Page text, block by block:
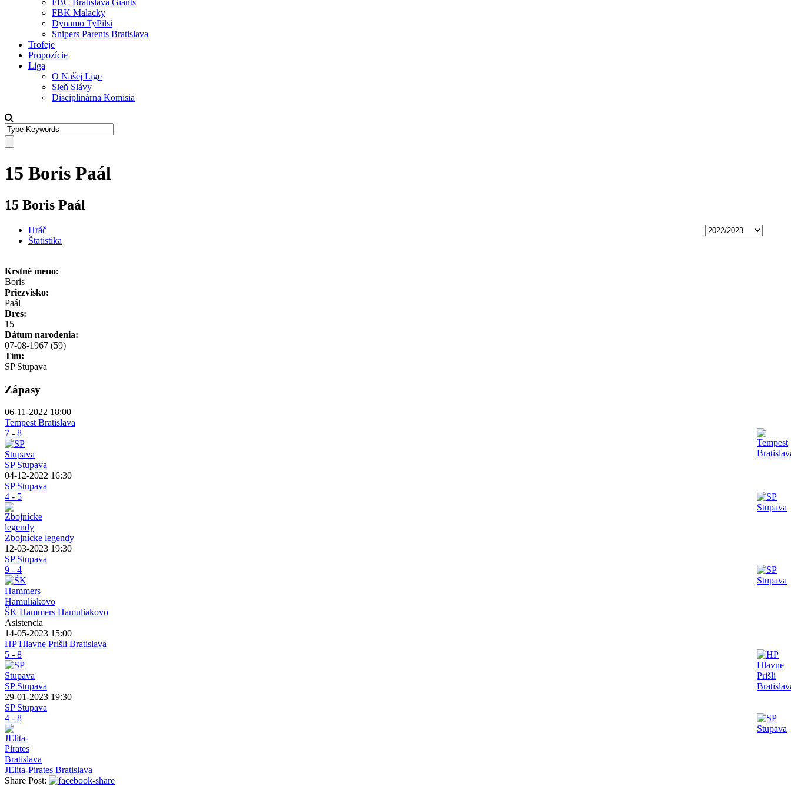
FBC Bratislava Giants
FBK Malacky
Dynamo TyPilsi
Snipers Parents Bratislava
Trofeje
Propozície
Liga
O Našej Lige
Sieň Slávy
Disciplinárna Komisia
15 Boris Paál
15 Boris Paál
Hráč
Štatistika
Krstné meno:
Boris
Priezvisko:
Paál
Dres:
15
Dátum narodenia:
07-08-1967 (59)
Tím:
SP Stupava
Zápasy
06-11-2022 18:00
Tempest Bratislava
7 - 8
SP Stupava
04-12-2022 16:30
SP Stupava
4 - 5
Zbojnícke legendy
12-03-2023 19:30
SP Stupava
9 - 4
ŠK Hammers Hamuliakovo
Asistencia
14-05-2023 15:00
HP Hlavne Prišli Bratislava
5 - 8
SP Stupava
29-01-2023 19:30
SP Stupava
4 - 8
JElita-Pirates Bratislava
Share Post: